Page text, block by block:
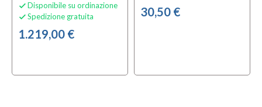
 Disponibile su ordinazione
 Spedizione gratuita
1.219,00 €
30,50 €